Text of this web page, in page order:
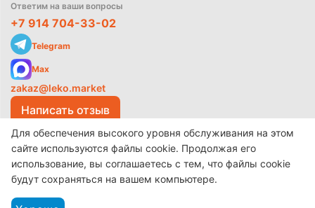
Ответим на ваши вопросы
+7 914 704-33-02
Telegram
Max
zakaz@leko.market
Написать отзыв
© 2017-2026 ООО «Леко»
Для обеспечения высокого уровня обслуживания на этом
сайте используются файлы cookie. Продолжая его
использование, вы соглашаетесь с тем, что файлы cookie
будут сохраняться на вашем компьютере.